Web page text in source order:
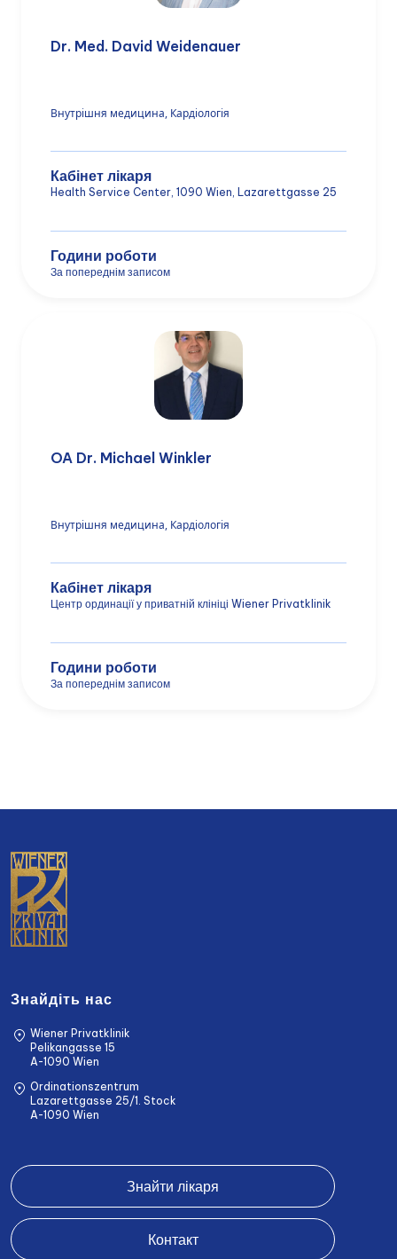
Dr. Med. David Weidenauer
Внутрішня медицина, Кардіологія
Кабінет лікаря
Health Service Center, 1090 Wien, Lazarettgasse 25
Години роботи
За попереднім записом
OA Dr. Michael Winkler
Внутрішня медицина, Кардіологія
Кабінет лікаря
Центр ординації у приватній клініці Wiener Privatklinik
Години роботи
За попереднім записом
Знайдіть нас
Wiener Privatklinik
Pelikangasse 15
A-1090 Wien
Ordinationszentrum
Lazarettgasse 25/1. Stock
A-1090 Wien
Знайти лікаря
Контакт